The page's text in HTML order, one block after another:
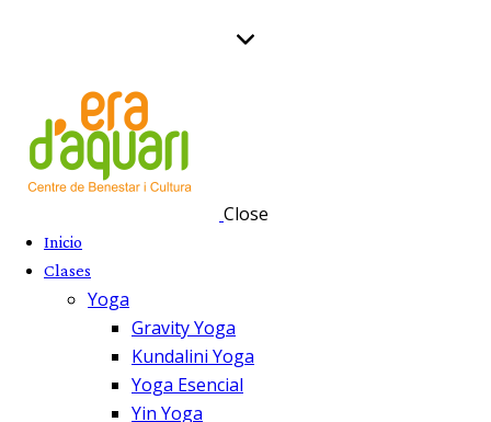
Close
Inicio
Clases
Yoga
Gravity Yoga
Kundalini Yoga
Yoga Esencial
Yin Yoga